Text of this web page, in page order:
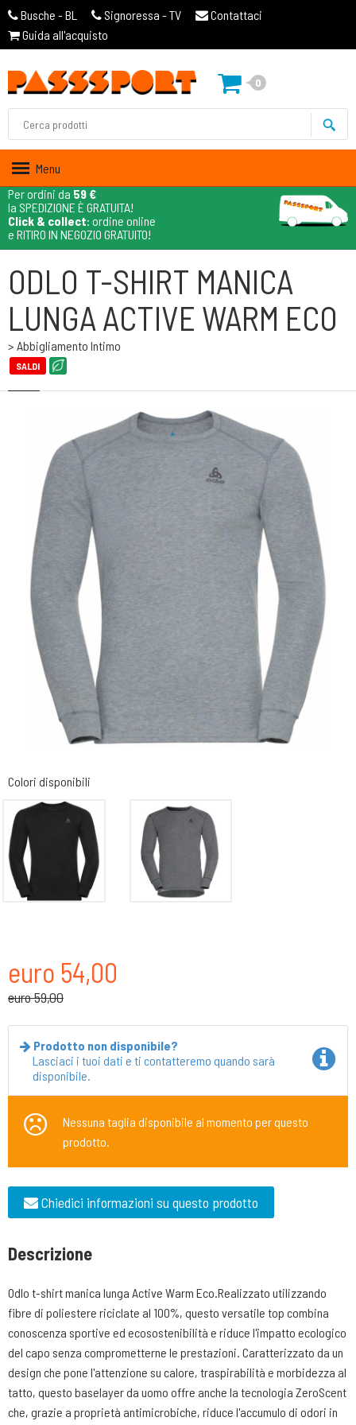
Busche - BL Signoressa - TV
Contattaci
Guida all'acquisto
0
Menu
Per ordini da 59 €
la SPEDIZIONE È GRATUITA!
Click & collect: ordine online
e RITIRO IN NEGOZIO GRATUITO!
ODLO T-SHIRT MANICA
LUNGA ACTIVE WARM ECO
> Abbigliamento Intimo
SALDI
Colori disponibili
euro 54,00
euro 59,00
Prodotto non disponibile?
Lasciaci i tuoi dati e ti contatteremo quando sarà
disponibile.
Nessuna taglia disponibile al momento per questo
prodotto.
Chiedici informazioni su questo prodotto
Descrizione
Odlo t-shirt manica lunga Active Warm Eco.Realizzato utilizzando
fibre di poliestere riciclate al 100%, questo versatile top combina
conoscenza sportive ed ecosostenibilità e riduce l'impatto ecologico
del capo senza comprometterne le prestazioni. Caratterizzato da un
design che pone l'attenzione su calore, traspirabilità e morbidezza al
tatto, questo baselayer da uomo offre anche la tecnologia ZeroScent
che, grazie a proprietà antimicrobiche, riduce l'accumulo di odori in